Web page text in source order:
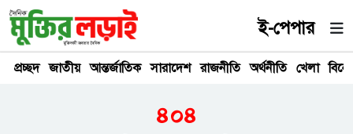
ই-পেপার
প্রচ্ছদ জাতীয় আন্তর্জাতিক সারাদেশ রাজনীতি অর্থনীতি খেলা
৪০৪